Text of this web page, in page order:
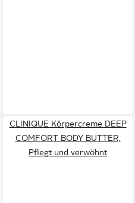
CLINIQUE Körpercreme DEEP
COMFORT BODY BUTTER,
Pflegt und verwöhnt